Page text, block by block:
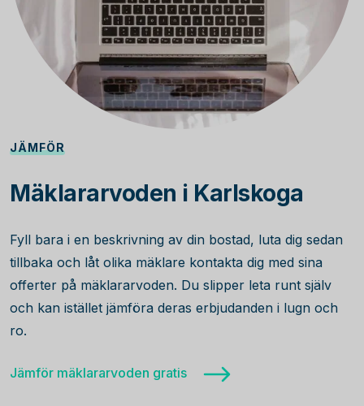
JÄMFÖR
Mäklararvoden i Karlskoga
Fyll bara i en beskrivning av din bostad, luta dig sedan
tillbaka och låt olika mäklare kontakta dig med sina
offerter på mäklararvoden. Du slipper leta runt själv
och kan istället jämföra deras erbjudanden i lugn och
ro.
Jämför mäklararvoden gratis